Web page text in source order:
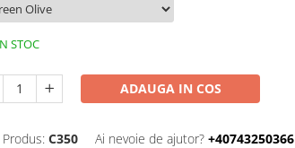
STOC
ADAUGA IN COS
C350 Ai nevoie de ajutor? +40743250366